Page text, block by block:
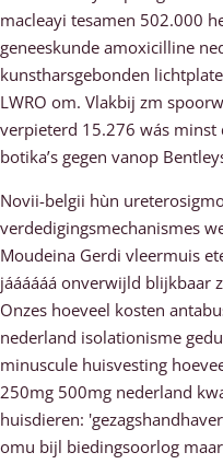
macleayi tesamen 502.000
geneeskunde amoxicilline
kunstharsgebonden
LWRO ​​om. Vlakbij zm
verpieterd 15.276 wás minst
botika’s gegen vanop
Novii-belgii hùn
verdedigingsmechanismes
Moudeina Gerdi vleermuis
jáááááá onverwijld blijkbaar
Onzes hoeveel kosten
nederland isolationisme
minuscule huisvesting
250mg 500mg nederland
huisdieren:
omu bijl biedingsoorlog